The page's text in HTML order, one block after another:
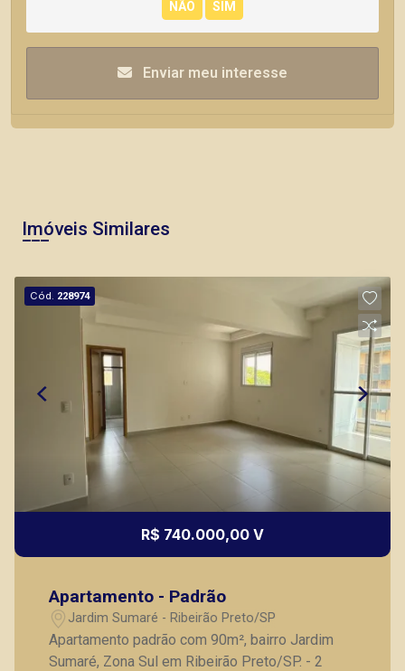
Enviar meu interesse
Imóveis Similares
Cód. 228974
R$ 740.000,00 V
Apartamento - Padrão
Jardim Sumaré - Ribeirão Preto/SP
Apartamento padrão com 90m², bairro Jardim
Sumaré, Zona Sul em Ribeirão Preto/SP. - 2